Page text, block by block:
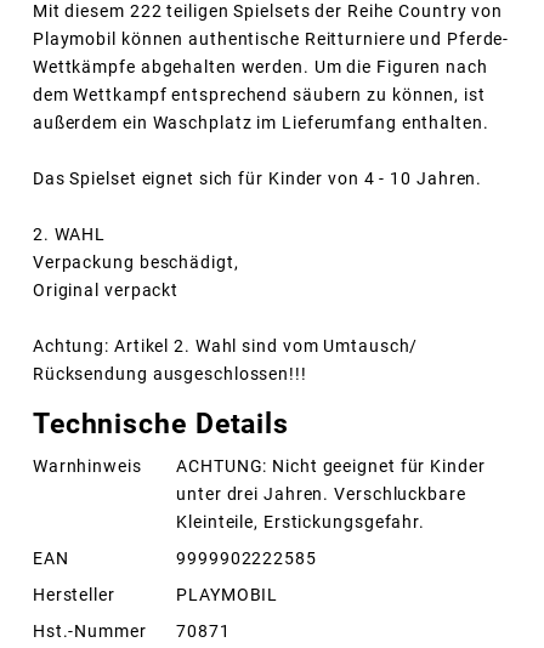
Mit diesem 222 teiligen Spielsets der Reihe Country von
Playmobil können authentische Reitturniere und Pferde-
Wettkämpfe abgehalten werden. Um die Figuren nach
dem Wettkampf entsprechend säubern zu können, ist
außerdem ein Waschplatz im Lieferumfang enthalten.
Das Spielset eignet sich für Kinder von 4 - 10 Jahren.
2. WAHL
Verpackung beschädigt,
Original verpackt
Achtung: Artikel 2. Wahl sind vom Umtausch/
Rücksendung ausgeschlossen!!!
Technische Details
Warnhinweis
ACHTUNG: Nicht geeignet für Kinder
unter drei Jahren. Verschluckbare
Kleinteile, Erstickungsgefahr.
EAN
9999902222585
Hersteller
PLAYMOBIL
Hst.-Nummer
70871